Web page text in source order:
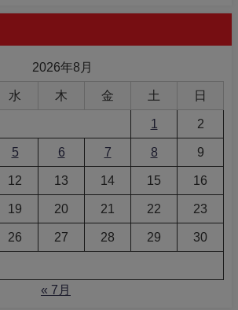
2026年8月
水 木 金 土 日
1 2
5 6 7 8 9
12 13 14 15 16
19 20 21 22 23
26 27 28 29 30
« 7月